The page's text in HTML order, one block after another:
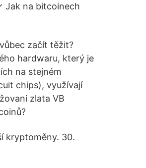
Jak na bitcoinech
začít těžit?
hardwaru, který je
na stejném
chips), využívají
zlata VB
kryptoměny. 30.